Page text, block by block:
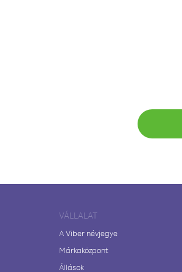
VÁLLALAT
A Viber névjegye
Márkaközpont
Állások